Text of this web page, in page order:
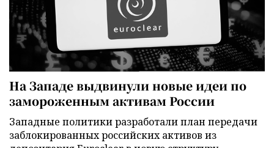
На Западе выдвинули новые идеи по
замороженным активам России
Западные политики разработали план передачи
заблокированных российских активов из